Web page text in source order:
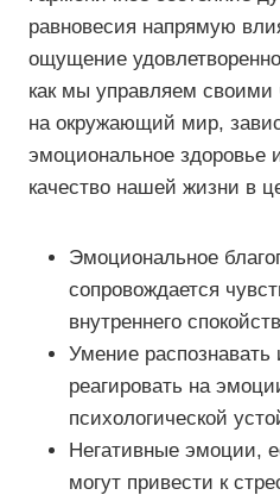
равновесия напрямую
ощущение
как мы управляем своими
на окружающий мир,
эмоциональное здоровье
качество нашей жизни в
Эмоциональное
сопровождается
внутреннего
Умение распознавать
реагировать на
психологической
Негативные эмоции,
могут привести к